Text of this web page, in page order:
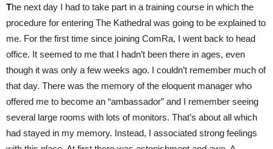
The next day I had to take part in a training course in which the
procedure for entering The Kathedral was going to be explained to
me. For the first time since joining ComRa, I went back to head
office. It seemed to me that I hadn’t been there in ages, even
though it was only a few weeks ago. I couldn’t remember much of
that day. There was the memory of the eloquent manager who
offered me to become an “ambassador” and I remember seeing
several large rooms with lots of monitors. That’s about all which
had stayed in my memory. Instead, I associated strong feelings